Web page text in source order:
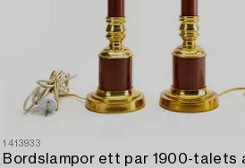
1413933